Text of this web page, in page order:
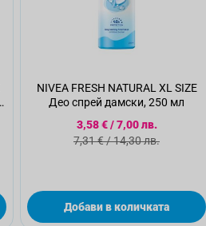
NIVEA FRESH NATURAL XL SIZE
Део спрей дамски, 250 мл
Специална цена
3,58 €/7,00 лв.
Стандартна цена
7,31 €/14,30 лв.
Добави в количката